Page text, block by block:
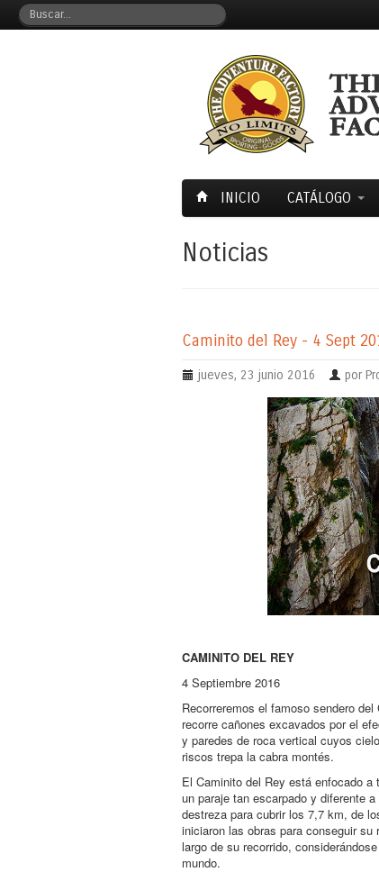
INICIO CATÁLOGO
Noticias
Caminito del Rey - 4 Sept
jueves, 23 junio 2016 por
CAMINITO DEL REY
4 Septiembre 2016
Recorreremos el famoso sendero
recorre cañones excavados por el
y paredes de roca vertical cuyos
riscos trepa la cabra montés.
El Caminito del Rey está enfocado
un paraje tan escarpado y diferente
destreza para cubrir los 7,7 km, de
iniciaron las obras para conseguir
largo de su recorrido,
mundo.